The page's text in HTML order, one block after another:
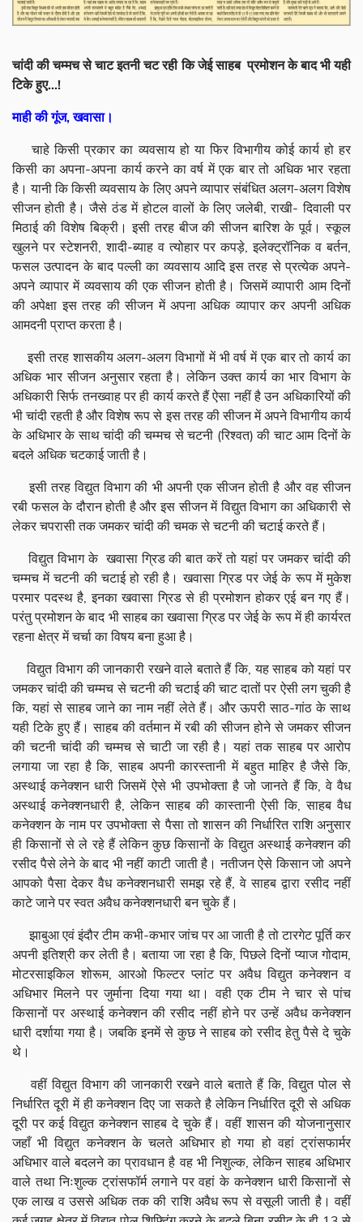
चांदी की चम्मच से चाट इतनी चट रही कि जेई साहब प्रमोशन के बाद भी यही
टिके हुए...!
माही की गूंज, खवासा।
चाहे किसी प्रकार का व्यवसाय हो या फिर विभागीय कोई कार्य हो हर
किसी का अपना-अपना कार्य करने का वर्ष में एक बार तो अधिक भार रहता
है। यानी कि किसी व्यवसाय के लिए अपने व्यापार संबंधित अलग-अलग विशेष
सीजन होती है। जैसे ठंड में होटल वालों के लिए जलेबी, राखी- दिवाली पर
मिठाई की विशेष बिक्री। इसी तरह बीज की सीजन बारिश के पूर्व। स्कूल
खुलने पर स्टेशनरी, शादी-ब्याह व त्योहार पर कपड़े, इलेक्ट्रॉनिक व बर्तन,
फसल उत्पादन के बाद पल्ली का व्यवसाय आदि इस तरह से प्रत्येक अपने-
अपने व्यापार में व्यवसाय की एक सीजन होती है। जिसमें व्यापारी आम दिनों
की अपेक्षा इस तरह की सीजन में अपना अधिक व्यापार कर अपनी अधिक
आमदनी प्राप्त करता है।
इसी तरह शासकीय अलग-अलग विभागों में भी वर्ष में एक बार तो कार्य का
अधिक भार सीजन अनुसार रहता है। लेकिन उक्त कार्य का भार विभाग के
अधिकारी सिर्फ तनख्वाह पर ही कार्य करते हैं ऐसा नहीं है उन अधिकारियों की
भी चांदी रहती है और विशेष रूप से इस तरह की सीजन में अपने विभागीय कार्य
के अधिभार के साथ चांदी की चम्मच से चटनी (रिश्वत) की चाट आम दिनों के
बदले अधिक चटकाई जाती है।
इसी तरह विद्युत विभाग की भी अपनी एक सीजन होती है और वह सीजन
रबी फसल के दौरान होती है और इस सीजन में विद्युत विभाग का अधिकारी से
लेकर चपरासी तक जमकर चांदी की चमक से चटनी की चटाई करते हैं।
विद्युत विभाग के खवासा ग्रिड की बात करें तो यहां पर जमकर चांदी की
चम्मच में चटनी की चटाई हो रही है। खवासा ग्रिड पर जेई के रूप में मुकेश
परमार पदस्थ है, इनका खवासा ग्रिड से ही प्रमोशन होकर एई बन गए हैं।
परंतु प्रमोशन के बाद भी साहब का खवासा ग्रिड पर जेई के रूप में ही कार्यरत
रहना क्षेत्र में चर्चा का विषय बना हुआ है।
विद्युत विभाग की जानकारी रखने वाले बताते हैं कि, यह साहब को यहां पर
जमकर चांदी की चम्मच से चटनी की चटाई की चाट दातों पर ऐसी लग चुकी है
कि, यहां से साहब जाने का नाम नहीं लेते हैं। और ऊपरी साठ-गांठ के साथ
यही टिके हुए हैं। साहब की वर्तमान में रबी की सीजन होने से जमकर सीजन
की चटनी चांदी की चम्मच से चाटी जा रही है। यहां तक साहब पर आरोप
लगाया जा रहा है कि, साहब अपनी कारस्तानी में बहुत माहिर है जैसे कि,
अस्थाई कनेक्शन धारी जिसमें ऐसे भी उपभोक्ता है जो जानते हैं कि, वे वैध
अस्थाई कनेक्शनधारी है, लेकिन साहब की कास्तानी ऐसी कि, साहब वैध
कनेक्शन के नाम पर उपभोक्ता से पैसा तो शासन की निर्धारित राशि अनुसार
ही किसानों से ले रहे हैं लेकिन कुछ किसानों के विद्युत अस्थाई कनेक्शन की
रसीद पैसे लेने के बाद भी नहीं काटी जाती है। नतीजन ऐसे किसान जो अपने
आपको पैसा देकर वैध कनेक्शनधारी समझ रहे हैं, वे साहब द्वारा रसीद नहीं
काटे जाने पर स्वत अवैध कनेक्शनधारी बन चुके हैं।
झाबुआ एवं इंदौर टीम कभी-कभार जांच पर आ जाती है तो टारगेट पूर्ति कर
अपनी इतिश्री कर लेती है। बताया जा रहा है कि, पिछले दिनों प्याज गोदाम,
मोटरसाइकिल शोरूम, आरओ फिल्टर प्लांट पर अवैध विद्युत कनेक्शन व
अधिभार मिलने पर जुर्माना दिया गया था। वही एक टीम ने चार से पांच
किसानों पर अस्थाई कनेक्शन की रसीद नहीं होने पर उन्हें अवैध कनेक्शन
धारी दर्शाया गया है। जबकि इनमें से कुछ ने साहब को रसीद हेतु पैसे दे चुके
थे।
वहीं विद्युत विभाग की जानकारी रखने वाले बताते हैं कि, विद्युत पोल से
निर्धारित दूरी में ही कनेक्शन दिए जा सकते है लेकिन निर्धारित दूरी से अधिक
दूरी पर कई विद्युत कनेक्शन साहब दे चुके हैं। वहीं शासन की योजनानुसार
जहाँ भी विद्युत कनेक्शन के चलते अधिभार हो गया हो वहां ट्रांसफार्मर
अधिभार वाले बदलने का प्रावधान है वह भी निशुल्क, लेकिन साहब अधिभार
वाले तथा निःशुल्क ट्रांसफॉर्म लगाने पर वहां के कनेक्शन धारी किसानों से
एक लाख व उससे अधिक तक की राशि अवैध रूप से वसूली जाती है। वहीं